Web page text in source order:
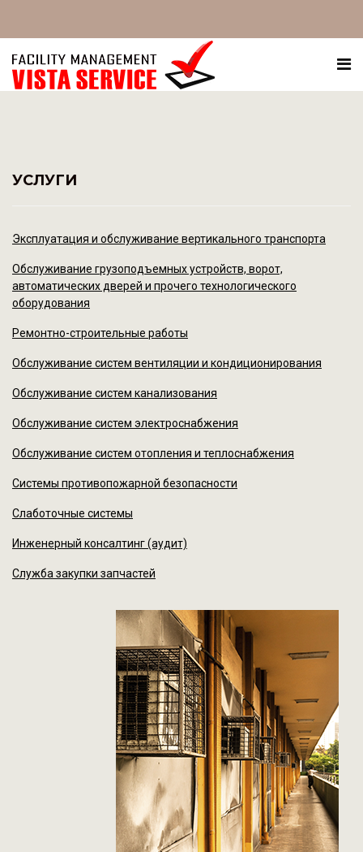
УСЛУГИ
Эксплуатация и обслуживание вертикального транспорта
Обслуживание грузоподъемных устройств, ворот,
автоматических дверей и прочего технологического
оборудования
Ремонтно-строительные работы
Обслуживание систем вентиляции и кондиционирования
Обслуживание систем канализования
Обслуживание систем электроснабжения
Обслуживание систем отопления и теплоснабжения
Системы противопожарной безопасности
Слаботочные системы
Инженерный консалтинг (аудит)
Служба закупки запчастей